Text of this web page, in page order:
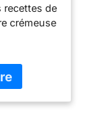
recettes de
crémeuse
régime